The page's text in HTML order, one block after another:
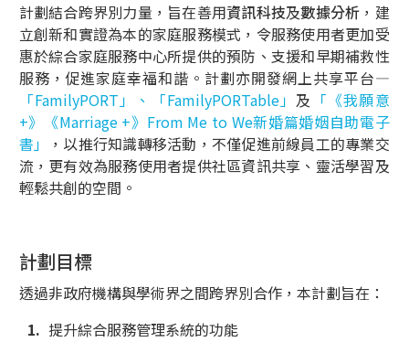
計劃結合跨界別力量，旨在善用資訊科技及數據分析 ，建
立創新和實證為本的家庭服務模式，令服務使用者更加受
惠於綜合家庭服務中心所提供的預防、支援和早期補救性
服務，促進家庭幸福和諧。計劃亦開發網上共享平台—
「FamilyPORT」、「FamilyPORTable」及 「《我願意
+》《Marriage +》From Me to We新婚篇婚姻自助電子
書」
，以推行知識轉移活動，不僅促進前線員工的專業交
流，更有效為服務使用者提供社區資訊共享、靈活學習及
輕鬆共創的空間。
計劃目標
透過非政府機構與學術界之間跨界別合作，本計劃旨在：
提升綜合服務管理系統的功能